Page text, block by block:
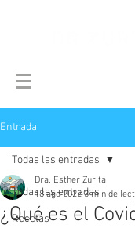
Entrada
Todas las entradas
Recetas
Todas las entradas
¿Qué es el
Dra. Esther Zurita
18 ago 2022 3 min de